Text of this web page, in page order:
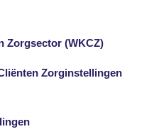
Zorgsector (WKCZ)
Zorginstellingen